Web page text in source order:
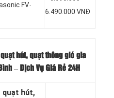
FV-
6.490.000 VNĐ
hút, quạt thông gió gia
– Dịch Vụ Giá Rẻ 24H
quạt hút,